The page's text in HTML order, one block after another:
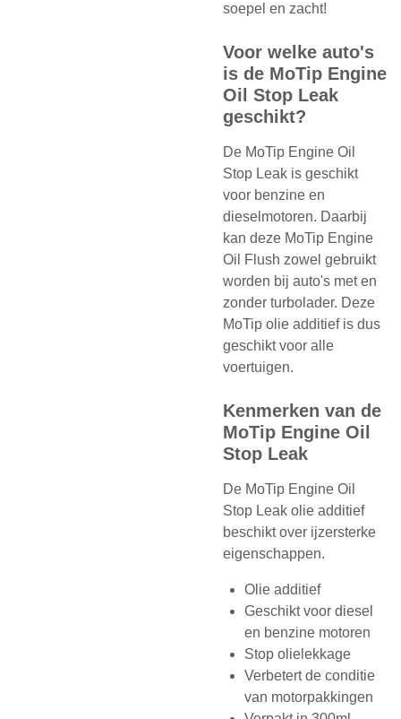
soepel en zacht!
Voor welke auto's
is de MoTip Engine
Oil Stop Leak
geschikt?
De MoTip Engine Oil
Stop Leak is geschikt
voor benzine en
dieselmotoren. Daarbij
kan deze MoTip Engine
Oil Flush zowel gebruikt
worden bij auto's met en
zonder turbolader. Deze
MoTip olie additief is dus
geschikt voor alle
voertuigen.
Kenmerken van de
MoTip Engine Oil
Stop Leak
De MoTip Engine Oil
Stop Leak olie additief
beschikt over ijzersterke
eigenschappen.
Olie additief
Geschikt voor diesel
en benzine motoren
Stop olielekkage
Verbetert de conditie
van motorpakkingen